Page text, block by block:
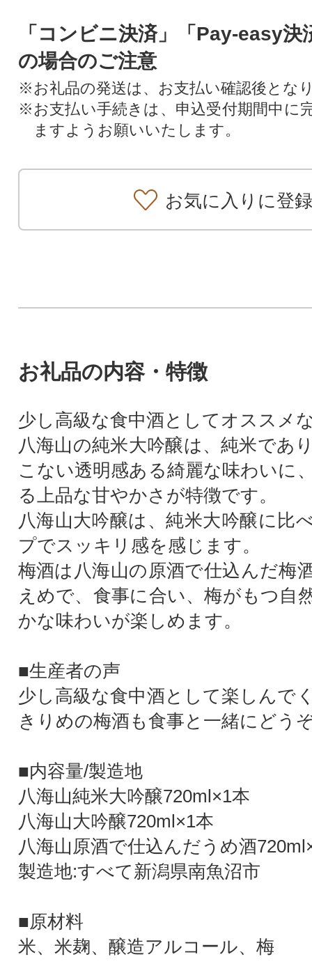
「コンビニ決済」「Pay-easy決
の場合のご注意
※お礼品の発送は、お支払い確認後とな
※お支払い手続きは、申込受付期間中に
ますようお願いいたします。
お気に入りに登録
お礼品の内容・特徴
少し高級な食中酒としてオススメ
八海山の純米大吟醸は、純米であ
こない透明感ある綺麗な味わいに
る上品な甘やかさが特徴です。
八海山大吟醸は、純米大吟醸に比
プでスッキリ感を感じます。
梅酒は八海山の原酒で仕込んだ梅
えめで、食事に合い、梅がもつ自
かな味わいが楽しめます。
■生産者の声
少し高級な食中酒として楽しんで
きりめの梅酒も食事と一緒にどう
■内容量/製造地
八海山純米大吟醸720ml×1本
八海山大吟醸720ml×1本
八海山原酒で仕込んだうめ酒
製造地:すべて新潟県南魚沼市
■原材料
米、米麹、醸造アルコール、梅